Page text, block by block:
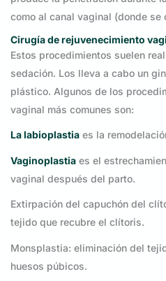
como al canal vaginal (donde se
Cirugía de rejuvenecimiento
Estos procedimientos suelen
sedación. Los lleva a cabo un
plástico. Algunos de los
vaginal más comunes son:
La labioplastia es la
Vaginoplastia es el
vaginal después del parto.
Extirpación del capuchón del
tejido que recubre el clítoris.
Monsplastia: eliminación del
huesos púbicos.